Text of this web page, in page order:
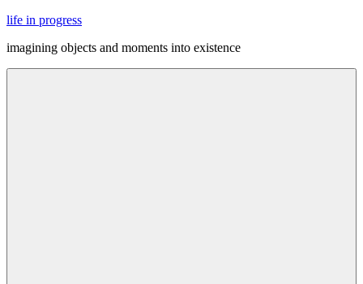
Skip
content
life in progress
imagining objects and moments into existence